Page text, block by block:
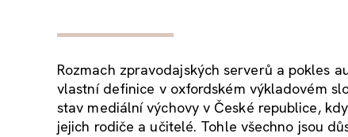
Rozmach zpravodajských serverů a pokles
vlastní definice v oxfordském výkladovém
stav mediální výchovy v České republice,
jejich rodiče a učitelé. Tohle všechno jsou